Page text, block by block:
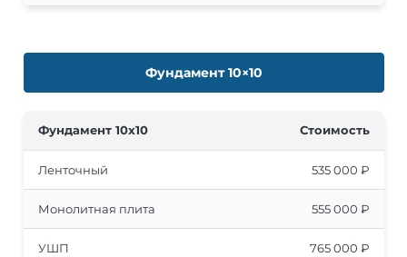
Фундамент 10×10
Фундамент 10x10 Стоимость
Ленточный 535 000 ₽
Монолитная плита 555 000 ₽
УШП 765 000 ₽